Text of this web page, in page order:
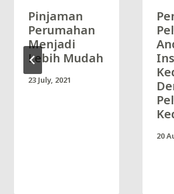
Pinjaman
Perumahan
Menjadi
Lebih Mudah
23 July, 2021
20